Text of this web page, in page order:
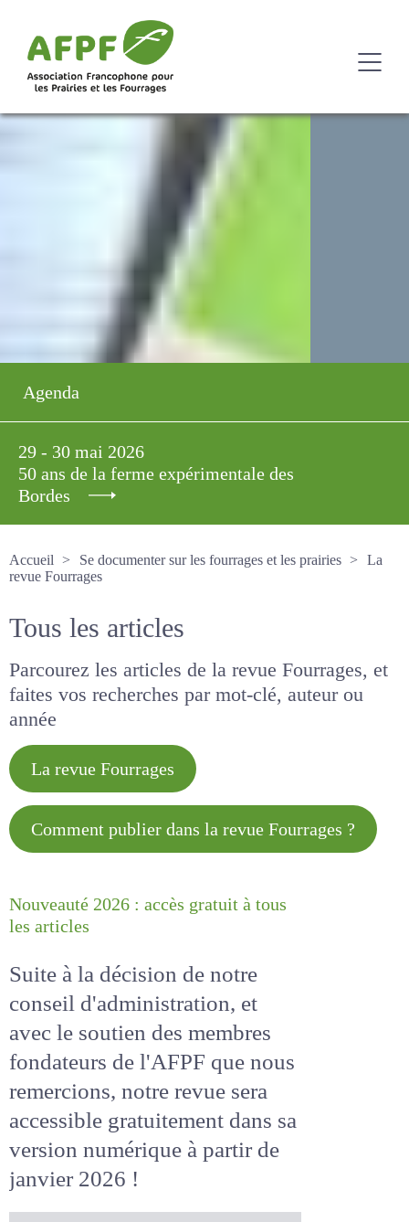
Agenda
29 - 30 mai 2026
50 ans de la ferme expérimentale des
Bordes
Accueil
Se documenter sur les fourrages et les prairies
La revue Fourrages
Tous les articles
Parcourez les articles de la revue Fourrages, et
faites vos recherches par mot-clé, auteur ou
année
La revue Fourrages
Comment publier dans la revue
Nouveauté 2026 : accès gratuit à
Suite à la décision de notre
conseil d'administration, et
avec le soutien des membres
fondateurs de l'AFPF que nous
remercions, notre revue sera
accessiblegratuitementdans
sa version numérique
de janvier 2026 !